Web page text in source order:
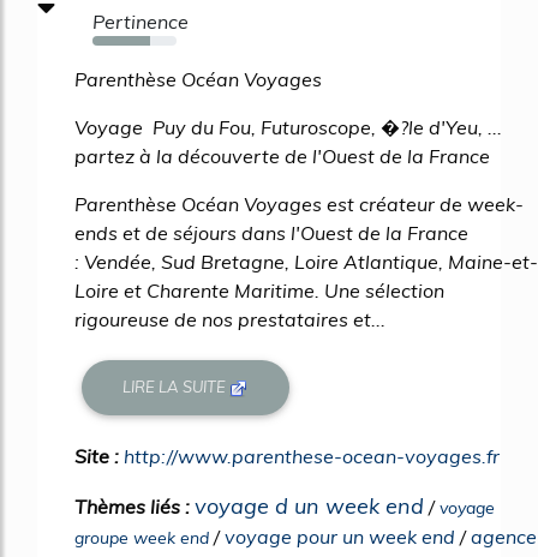
Pertinence
69%
Parenthèse Océan Voyages
Voyage Puy du Fou, Futuroscope, �?le d'Yeu, ...
partez à la découverte de l'Ouest de la France
Parenthèse Océan Voyages est créateur de week-
ends et de séjours dans l'Ouest de la France
: Vendée, Sud Bretagne, Loire Atlantique, Maine-et-
Loire et Charente Maritime. Une sélection
rigoureuse de nos prestataires et...
LIRE LA SUITE
Site : http://www.parenthese-ocean-voyages.fr
Thèmes liés : voyage d un week end /voyage
groupe week end /voyage pour un week end /agence